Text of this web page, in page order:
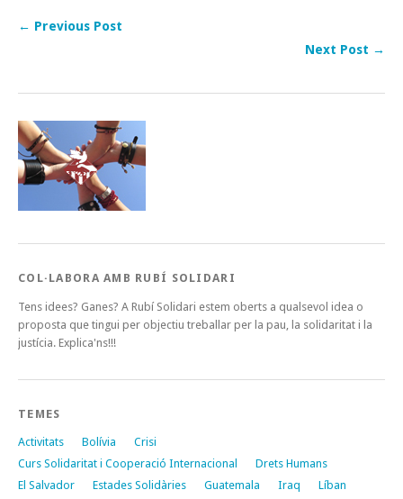
← Previous Post
Next Post →
COL·LABORA AMB RUBÍ SOLIDARI
Tens idees? Ganes? A Rubí Solidari estem oberts a qualsevol idea o
proposta que tingui per objectiu treballar per la pau, la solidaritat i la
justícia. Explica'ns!!!
TEMES
Activitats Bolívia
Crisi
Curs Solidaritat i Cooperació Internacional
Drets Humans
El Salvador
Estades Solidàries Guatemala Iraq
Líban